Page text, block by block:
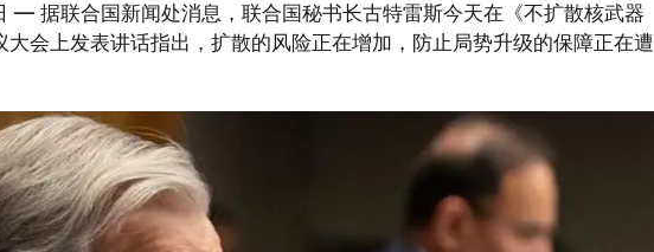
— 据联合国新闻处消息，联合国秘书长古特雷斯今天在《不扩散核武器
大会上发表讲话指出，扩散的风险正在增加，防止局势升级的保障正在遭